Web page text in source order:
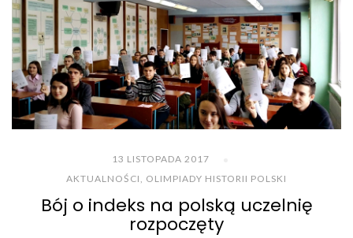
13 LISTOPADA 2017
AKTUALNOŚCI, OLIMPIADY HISTORII POLSKI
Bój o indeks na polską uczelnię
rozpoczęty